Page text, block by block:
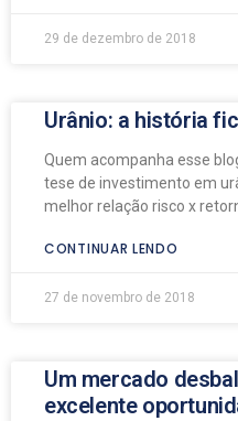
29 de dezembro de 2018
Urânio: a história
Quem acompanha esse
tese de investimento em
melhor relação risco x
CONTINUAR LENDO
27 de novembro de 2018
Um mercado
excelente